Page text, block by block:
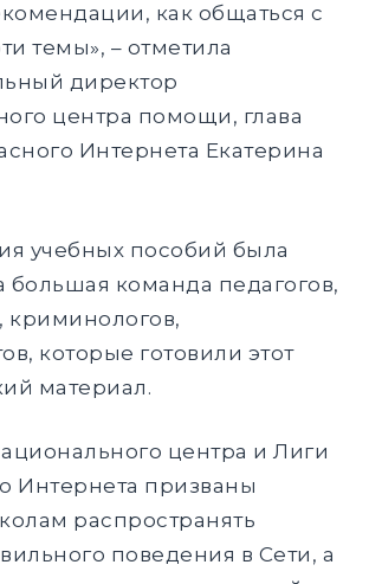
как общаться с
темы», – отметила
директор
центра помощи, глава
Интернета Екатерина
учебных пособий была
большая команда педагогов,
криминологов,
которые готовили этот
материал.
центра и Лиги
Интернета призваны
распространять
поведения в Сети, а